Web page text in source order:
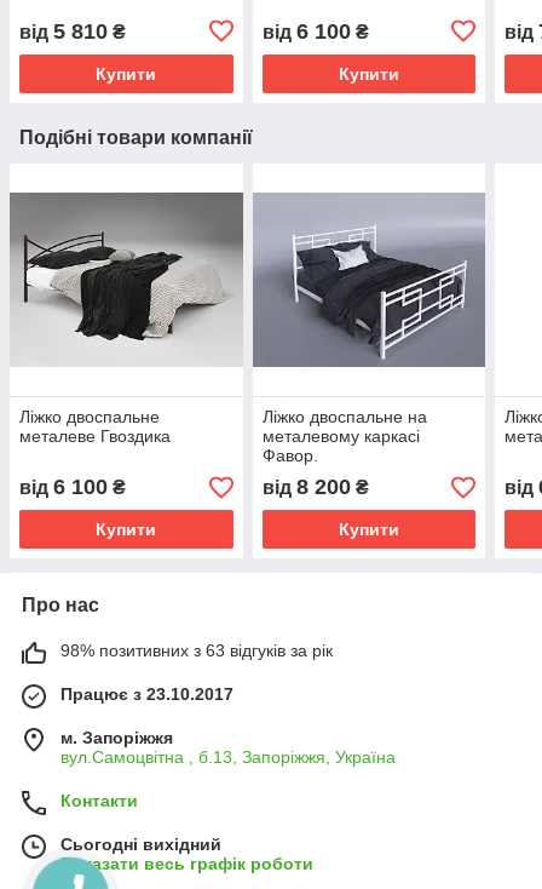
від 5 810 ₴
Купити
від 6 100₴
Купити
від
Подібні товари компанії
Ліжко двоспальне
металеве Гвоздика
від 6 100 ₴
Купити
Ліжко двоспальне на
металевому каркасі
Фавор.
від 8 200₴
Купити
від
Про нас
98% позитивних з 63 відгуків за рік
Працює з 23.10.2017
м. Запоріжжя
вул.Самоцвітна , б.13, Запоріжжя, Україна
Контакти
Сьогодні вихідний
Показати весь графік роботи